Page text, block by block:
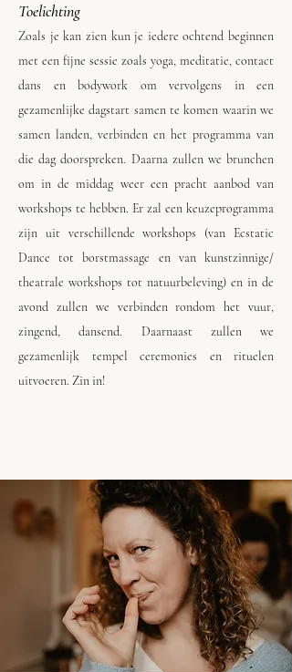
Toelichting
Zoals je kan zien kun je iedere ochtend beginnen
met een fijne sessie zoals yoga, meditatie, contact
dans en bodywork om vervolgens in een
gezamenlijke dagstart samen te komen waarin we
samen landen, verbinden en het programma van
die dag doorspreken. Daarna zullen we brunchen
om in de middag weer een pracht aanbod van
workshops te hebben. Er zal een keuzeprogramma
zijn uit verschillende workshops (van Ecstatic
Dance tot borstmassage en van kunstzinnige/
theatrale workshops tot natuurbeleving) en in de
avond zullen we verbinden rondom het vuur,
zingend, dansend. Daarnaast zullen we
gezamenlijk tempel ceremonies en rituelen
uitvoeren. Zin in!